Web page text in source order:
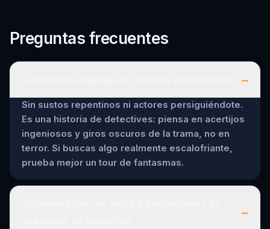
Preguntas frecuentes
–
Sin sustos repentinos ni actores persiguiéndote.
Es una historia de detectives: piensa en acertijos
ingeniosos y giros oscuros de la trama, no en
terror. Si buscas algo realmente escalofriante,
prueba mejor un tour de fantasmas.
–